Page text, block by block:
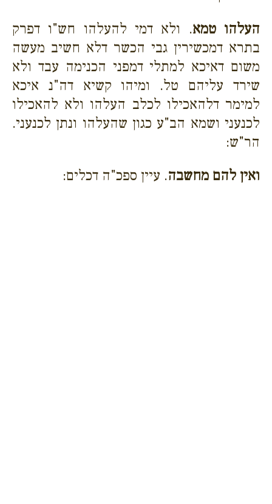
העלהו טמא. ולא דמי להעלהו חש"ו דפרק
בתרא דמכשירין גבי הכשר דלא חשיב מעשה
משום דאיכא למתלי דמפני הכנימה עבד ולא
שירד עליהם טל. ומיהו קשיא דה"נ איכא
למימר דלהאכילו לכלב העלהו ולא להאכילו
לכנעני ושמא הב"ע כגון שהעלהו ונתן לכנעני.
הר"ש:
ואין להם מחשבה. עיין ספכ"ה דכלים: